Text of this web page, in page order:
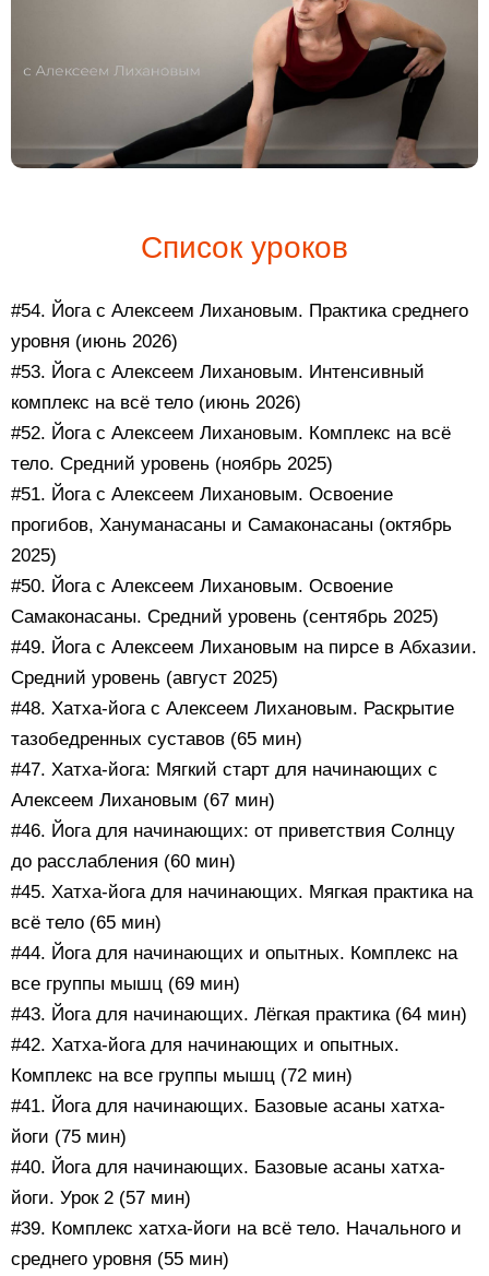
Список уроков
#54. Йога с Алексеем Лихановым. Практика среднего
уровня (июнь 2026)
#53. Йога с Алексеем Лихановым. Интенсивный
комплекс на всё тело (июнь 2026)
#52. Йога с Алексеем Лихановым. Комплекс на всё
тело. Средний уровень (ноябрь 2025)
#51. Йога с Алексеем Лихановым. Освоение
прогибов, Хануманасаны и Самаконасаны (октябрь
2025)
#50. Йога с Алексеем Лихановым. Освоение
Самаконасаны. Средний уровень (сентябрь 2025)
#49. Йога с Алексеем Лихановым на пирсе в Абхазии.
Средний уровень (август 2025)
#48. Хатха-йога с Алексеем Лихановым. Раскрытие
тазобедренных суставов (65 мин)
#47. Хатха-йога: Мягкий старт для начинающих с
Алексеем Лихановым (67 мин)
#46. Йога для начинающих: от приветствия Солнцу
до расслабления (60 мин)
#45. Хатха-йога для начинающих. Мягкая практика на
всё тело (65 мин)
#44. Йога для начинающих и опытных. Комплекс на
все группы мышц (69 мин)
#43. Йога для начинающих. Лёгкая практика (64 мин)
#42. Хатха-йога для начинающих и опытных.
Комплекс на все группы мышц (72 мин)
#41. Йога для начинающих. Базовые асаны хатха-
йоги (75 мин)
#40. Йога для начинающих. Базовые асаны хатха-
йоги. Урок 2 (57 мин)
#39. Комплекс хатха-йоги на всё тело. Начального и
среднего уровня (55 мин)